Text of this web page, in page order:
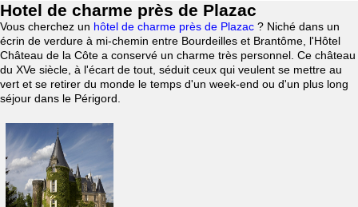
Hotel de charme près de Plazac
Vous cherchez un hôtel de charme près de Plazac ? Niché dans un
écrin de verdure à mi-chemin entre Bourdeilles et Brantôme, l'Hôtel
Château de la Côte a conservé un charme très personnel. Ce château
du XVe siècle, à l'écart de tout, séduit ceux qui veulent se mettre au
vert et se retirer du monde le temps d'un week-end ou d'un plus long
séjour dans le Périgord.